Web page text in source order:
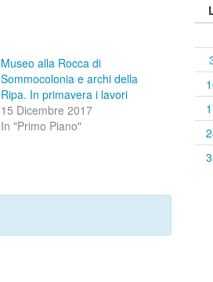
Museo alla Rocca di
Sommocolonia e archi della
Ripa. In primavera i lavori
15 Dicembre 2017
In "Primo Piano"